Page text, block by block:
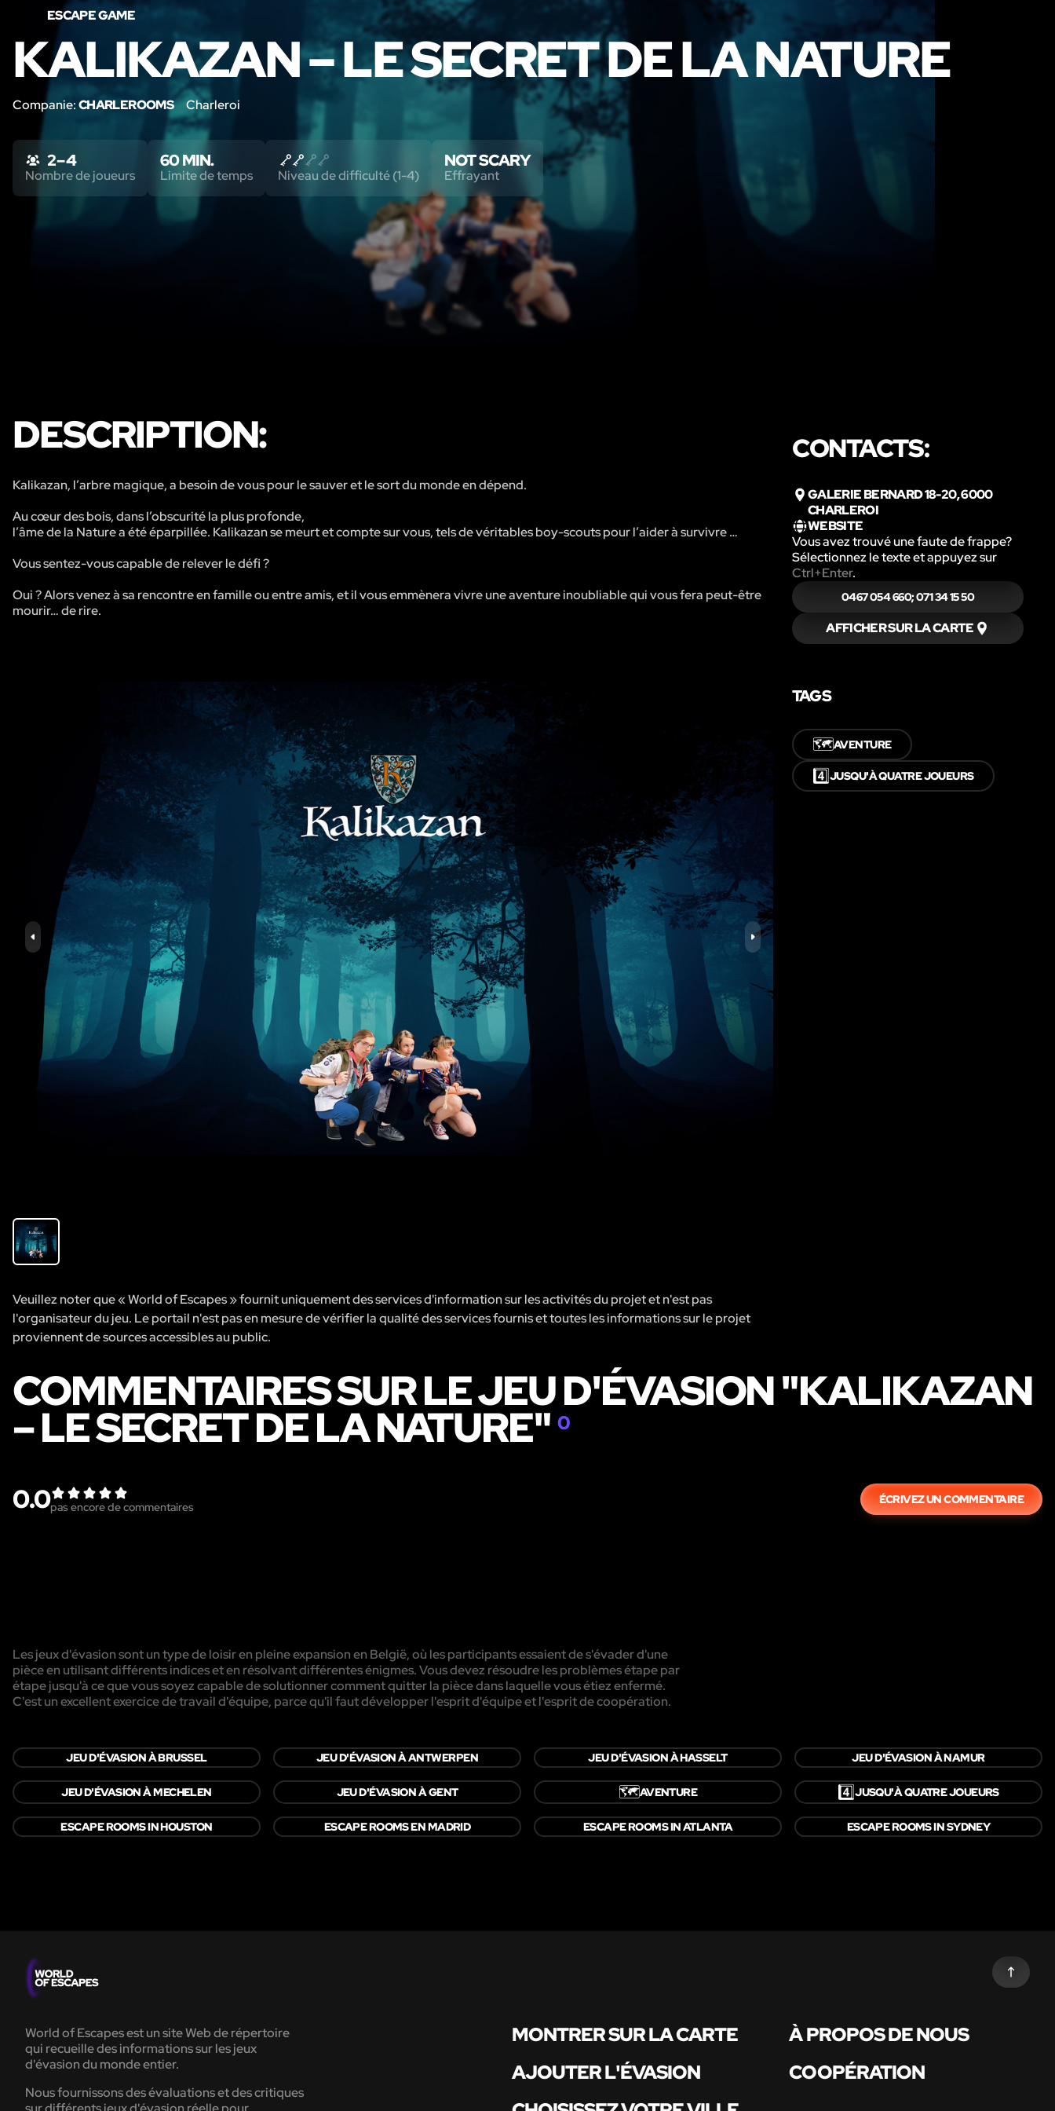
ESCAPE GAME
KALIKAZAN – LE SECRET DE LA NATURE
Companie:CHARLEROOMS Charleroi
2 – 4
Nombre de joueurs
60 MIN.
Limite de temps Niveau de difficulté (1-4)
NOT SCARY
Effrayant
DESCRIPTION:
Kalikazan, l’arbre magique, a besoin de vous pour le sauver et le sort du monde en dépend.
Au cœur des bois, dans l’obscurité la plus profonde,
l’âme de la Nature a été éparpillée. Kalikazan se meurt et compte sur vous, tels de véritables boy-scouts pour l’aider à survivre …
Vous sentez-vous capable de relever le défi ?
Oui ? Alors venez à sa rencontre en famille ou entre amis, et il vous emmènera vivre une aventure inoubliable qui vous fera peut-être
mourir… de rire.
Veuillez noter que « World of Escapes » fournit uniquement des services d'information sur les activités du projet et n'est pas
l'organisateur du jeu. Le portail n'est pas en mesure de vérifier la qualité des services fournis et toutes les informations sur le projet
proviennent de sources accessibles au public.
CONTACTS:
GALERIE BERNARD 18-20, 6000
CHARLEROI
WEBSITE
Vous avez trouvé une faute de frappe?
Sélectionnez le texte et appuyez sur
Ctrl+Enter.
0467 054 660; 071 34 15 50
AFFICHER SUR LA CARTE
TAGS
🗺️AVENTURE
4️⃣JUSQU'À QUATRE JOUEURS
COMMENTAIRES SUR LE JEU D'ÉVASION "KALIKAZAN
– LE SECRET DE LA NATURE" 0
0.0pas encore de commentaires
ÉCRIVEZ UN COMMENTAIRE
Les jeux d'évasion sont un type de loisir en pleine expansion en België, où les participants essaient de s'évader d'une
pièce en utilisant différents indices et en résolvant différentes énigmes. Vous devez résoudre les problèmes étape par
étape jusqu'à ce que vous soyez capable de solutionner comment quitter la pièce dans laquelle vous étiez enfermé.
C'est un excellent exercice de travail d'équipe, parce qu'il faut développer l'esprit d'équipe et l'esprit de coopération.
JEU D'ÉVASION À BRUSSEL JEU D'ÉVASION À ANTWERPEN JEU D'ÉVASION À HASSELT JEU D'ÉVASION À NAMUR
JEU D'ÉVASION À MECHELEN JEU D'ÉVASION À GENT 🗺️AVENTURE 4️⃣JUSQU'À QUATRE JOUEURS
ESCAPE ROOMS IN HOUSTON ESCAPE ROOMS EN MADRID ESCAPE ROOMS IN ATLANTA ESCAPE ROOMS IN SYDNEY
World of Escapes est un site Web de répertoire
qui recueille des informations sur les jeux
d'évasion du monde entier.
Nous fournissons des évaluations et des critiques
MONTRER SUR LA CARTE
À PROPOS DE NOUS
AJOUTER L'ÉVASION
COOPÉRATION